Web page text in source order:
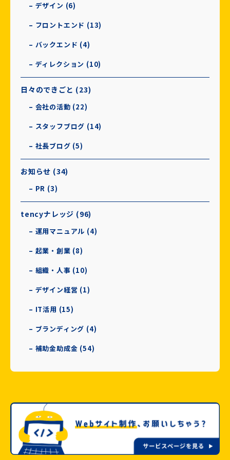
– デザイン (6)
– フロントエンド (13)
– バックエンド (4)
– ディレクション (10)
日々のできごと (23)
– 会社の活動 (22)
– スタッフブログ (14)
– 社長ブログ (5)
お知らせ (34)
– PR (3)
tencyナレッジ (96)
– 運用マニュアル (4)
– 起業・創業 (8)
– 組織・人事 (10)
– デザイン経営 (1)
– IT活用 (15)
– ブランディング (4)
– 補助金助成金 (54)